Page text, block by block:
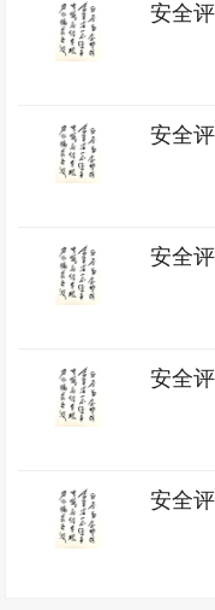
安全
安全
安全
安全
安全